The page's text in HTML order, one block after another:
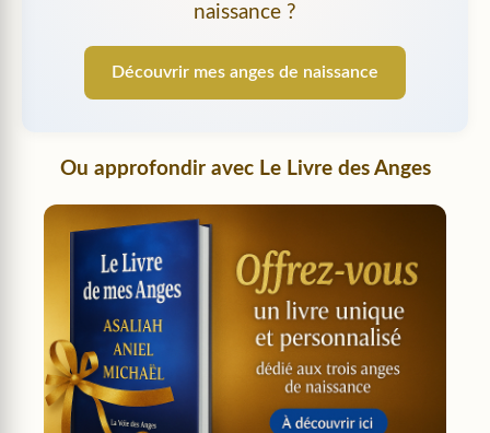
naissance ?
Découvrir mes anges de naissance
Ou approfondir avec Le Livre des Anges